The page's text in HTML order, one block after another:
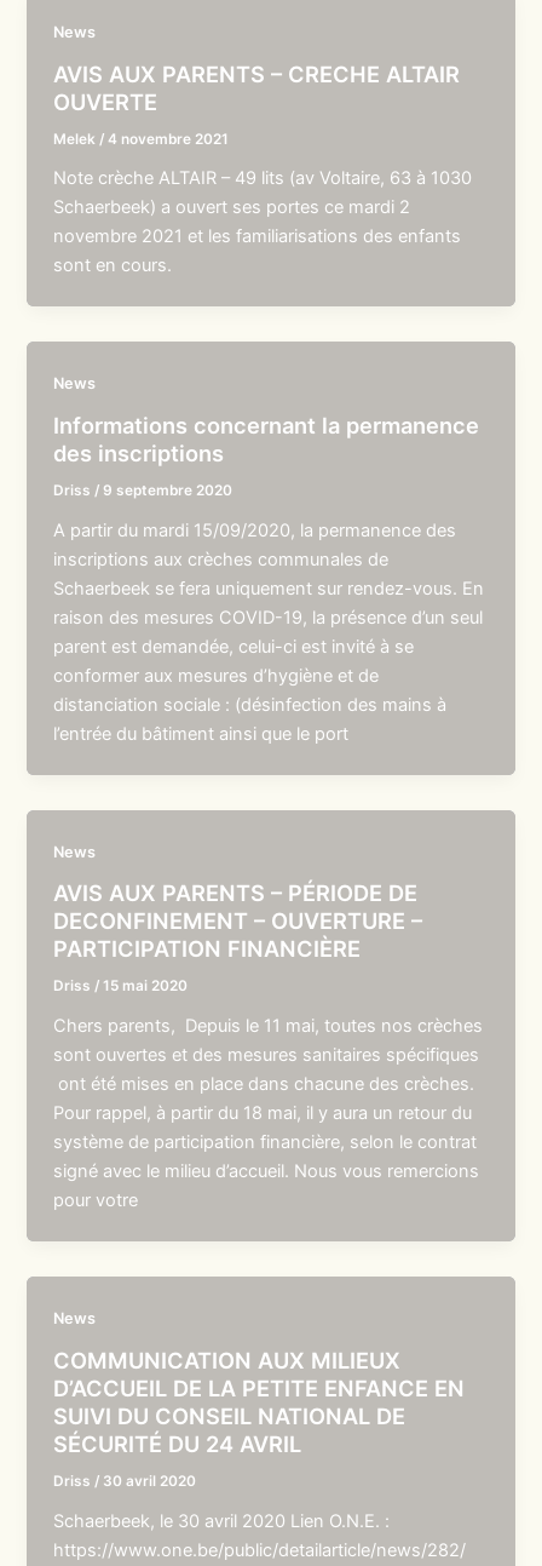
News
AVIS AUX PARENTS – CRECHE ALTAIR
OUVERTE
Melek /4 novembre 2021
Note crèche ALTAIR – 49 lits (av Voltaire, 63 à 1030
Schaerbeek) a ouvert ses portes ce mardi 2
novembre 2021 et les familiarisations des enfants
sont en cours.
News
Informations concernant la permanence
des inscriptions
Driss / 9 septembre 2020
A partir du mardi 15/09/2020, la permanence des
inscriptions aux crèches communales de
Schaerbeek se fera uniquement sur rendez-vous. En
raison des mesures COVID-19, la présence d’un seul
parent est demandée, celui-ci est invité à se
conformer aux mesures d’hygiène et de
distanciation sociale : (désinfection des mains à
l’entrée du bâtiment ainsi que le port
News
AVIS AUX PARENTS – PÉRIODE DE
DECONFINEMENT – OUVERTURE –
PARTICIPATION FINANCIÈRE
Driss /15 mai 2020
Chers parents, Depuis le 11 mai, toutes nos crèches
sont ouvertes et des mesures sanitaires spécifiques
ont été mises en place dans chacune des crèches.
Pour rappel, à partir du 18 mai, il y aura un retour du
système de participation financière, selon le contrat
signé avec le milieu d’accueil. Nous vous remercions
pour votre
News
COMMUNICATION AUX MILIEUX
D’ACCUEIL DE LA PETITE ENFANCE EN
SUIVI DU CONSEIL NATIONAL DE
SÉCURITÉ DU 24 AVRIL
Driss / 30 avril 2020
Schaerbeek, le 30 avril 2020 Lien O.N.E. :
https://www.one.be/public/detailarticle/news/282/